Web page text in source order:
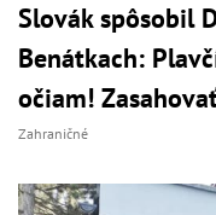
Slovák spôsobil
Benátkach:
očiam!
Zahraničné